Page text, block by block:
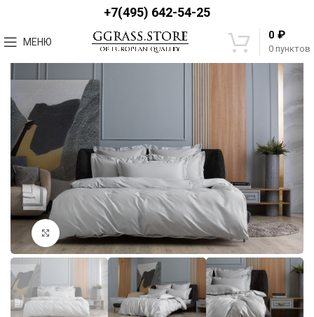
+7(495) 642-54-25
МЕНЮ
0 пунктов
0 ₽
Увеличить